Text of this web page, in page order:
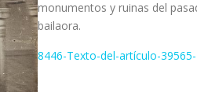
monumentos y ruinas del
bailaora.
8446-Texto-del-artículo-